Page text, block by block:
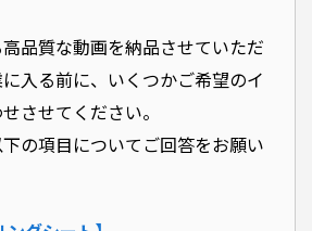
品質な動画を納品させていただ
入る前に、いくつかご希望のイ
させてください。
の項目についてご回答をお願い